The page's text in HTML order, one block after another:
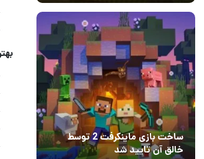
ساخت بازی ماینکرفت 2 توسط
خالق آن تایید شد